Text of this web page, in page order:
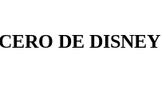
DE